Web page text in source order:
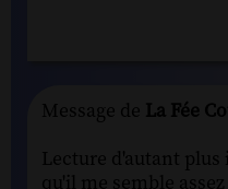
Message de La Fée
Lecture d'autant
qu'il me semble